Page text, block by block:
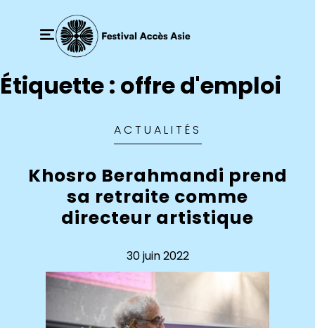
Étiquette : offre d'emploi
ACTUALITÉS
Khosro Berahmandi prend
sa retraite comme
directeur artistique
30 juin 2022